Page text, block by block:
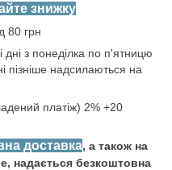
знижку
80 грн
з понеділка по п'ятницю
надсилаються на
платіж) 2% +20
доставка, а також на
надається безкоштовна